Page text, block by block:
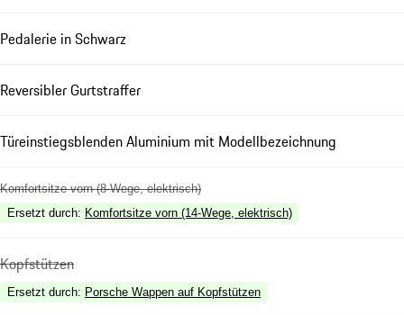
Pedalerie in Schwarz
Reversibler Gurtstraffer
Türeinstiegsblenden Aluminium mit Modellbezeichnung
Komfortsitze vorn (8-Wege, elektrisch)
Ersetzt durch: Komfortsitze vorn (14-Wege, elektrisch)
Kopfstützen
Ersetzt durch: Porsche Wappen auf Kopfstützen